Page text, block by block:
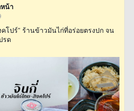
น้า
โปร์” ร้านข้าวมันไก่ที่อร่อยตรงปก จน
รด